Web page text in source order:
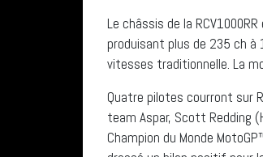
Le châssis de la
produisant plus de 235 ch à
vitesses traditionnelle. La
Quatre pilotes courront sur
team Aspar, Scott Redding
Champion du Monde